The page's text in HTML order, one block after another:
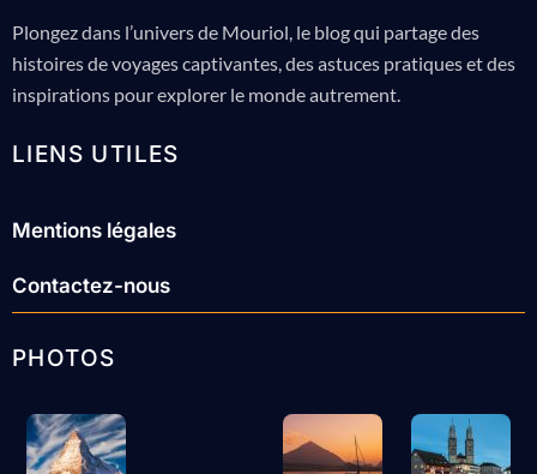
Plongez dans l’univers de Mouriol, le blog qui partage des
histoires de voyages captivantes, des astuces pratiques et des
inspirations pour explorer le monde autrement.
LIENS UTILES
Mentions légales
Contactez-nous
PHOTOS